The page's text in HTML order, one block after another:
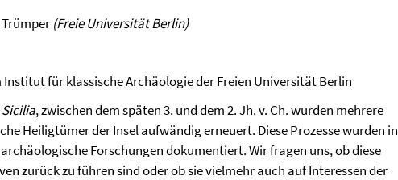
(Freie Universität Berlin)
für klassische Archäologie der Freien Universität Berlin
, zwischen dem späten 3. und dem 2. Jh. v. Ch. wurden mehrere
Heiligtümer der Insel aufwändig erneuert. Diese Prozesse wurden in
Forschungen dokumentiert. Wir fragen uns, ob diese
zurück zu führen sind oder ob sie vielmehr auch auf Interessen der